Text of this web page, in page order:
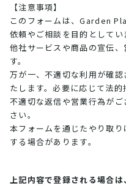
【注意事項】
このフォームは、Garden
依頼やご相談を目的としてい
他社サービスや商品の宣伝
す。
万が一、不適切な利用が確
たします。必要に応じて法的
不適切な返信や営業行為が
さい。
本フォームを通じたやり取
する場合があります。
上記内容で登録される場合